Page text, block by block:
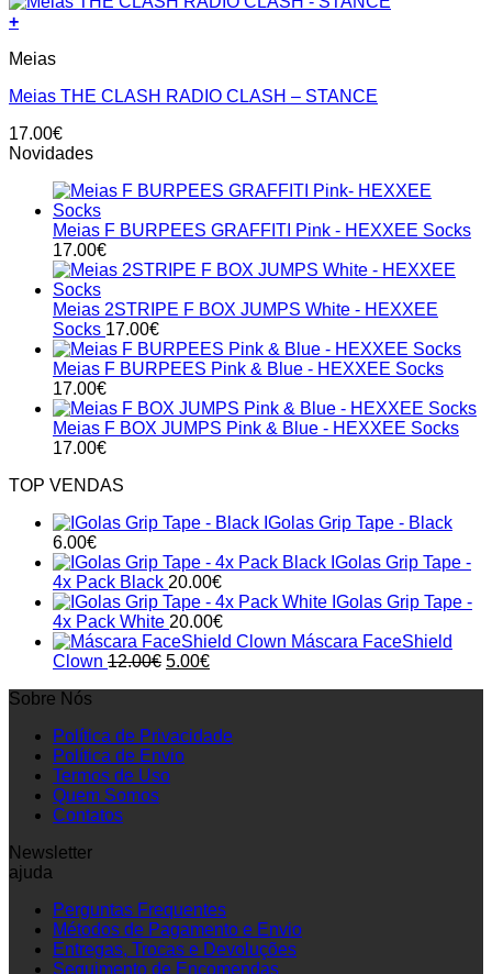
+
product
multiple
The
options
chosen
product
page
Meias
Meias THE CLASH RADIO CLASH – STANCE
17.00€
Novidades
Meias F BURPEES GRAFFITI Pink - HEXXEE Socks
17.00€
Meias 2STRIPE F BOX JUMPS White - HEXXEE
Socks 17.00€
Meias F BURPEES Pink & Blue - HEXXEE Socks
17.00€
Meias F BOX JUMPS Pink & Blue - HEXXEE Socks
17.00€
TOP VENDAS
IGolas Grip Tape - Black
6.00€
IGolas Grip Tape -
4x Pack Black 20.00€
IGolas Grip Tape -
4x Pack White 20.00€
Máscara FaceShield
Clown 12.00€ Original
5.00€Current
Sobre Nós
Política de Privacidade
Política de Envio
Termos de Uso
Quem Somos
Contatos
Newsletter
ajuda
Perguntas Frequentes
Métodos de Pagamento e Envio
Entregas, Trocas e Devoluções
Seguimento de Encomendas